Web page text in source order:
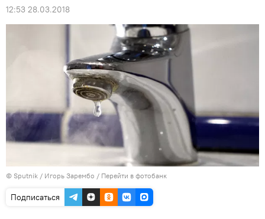
12:53 28.03.2018
© Sputnik / Игорь Зарембо / Перейти в фотобанк
Подписаться